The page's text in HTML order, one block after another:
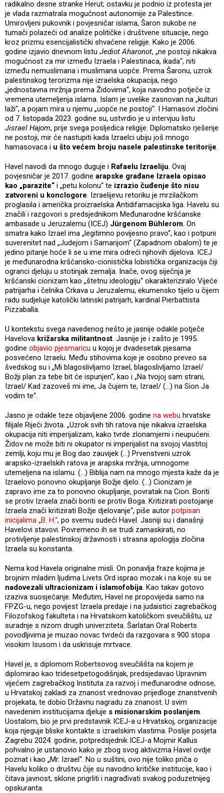
radikalno desne stranke Herut; ostavku je podnio iz protesta jer
je vlada razmatrala mogućnost autonomije za Palestince.
Umirovljeni pukovnik i povjesničar islama, Šaron sukobe ne
tumači polazeći od analize političke i društvene situacije, nego
kroz prizmu esencijalistički shvaćene religije. Kako je 2006.
godine izjavio dnevnom listu Jediot Aharonot, „ne postoji nikakva
mogućnost za mir između Izraela i Palestinaca, ikada“, niti
između nemuslimana i muslimana uopće. Prema Šaronu, uzrok
palestinskog terorizma nije izraelska okupacija, nego
„jednostavna mržnja prema Židovima“, koja navodno potječe iz
vremena utemeljenja islama. Islam je uvelike zasnovan na „kulturi
laži“, a pojam mira u njemu „uopće ne postoji“. I Hamasovi zločini
od 7. listopada 2023. godine su, ustvrdio je u intervjuu listu
Jisrael Hajom, prije svega posljedica religije. Diplomatsko rješenje
ne postoji, mir će nastupiti kada Izraelci ubiju još mnogo
hamasovaca i u što većem broju nasele palestinske teritorije.
Havel navodi da mnogo duguje i Rafaelu Izraeliju. Ovaj
povjesničar je 2017. godine arapske građane Izraela opisao
kao „parazite“ i „petu kolonu“ te izrazio čuđenje što nisu
zatvoreni u konclogore. Izraelijevu retoriku je mrzilačkom
proglasila i američka proizraelska Antidifamacijska liga. Havelu su
značili i razgovori s predsjednikom Međunarodne kršćanske
ambasade u Jeruzalemu (ICEJ) Jürgenom Bühlerom. On
smatra kako Izrael ima „legitimno povijesno pravo“, kao i potpuni
suverenitet nad „Judejom i Samarijom“ (Zapadnom obalom) te je
jedino pitanje hoće li se u ime mira odreći njihovih dijelova. ICEJ
je međunarodna kršćansko-cionistička lobistička organizacija čiji
ogranci djeluju u stotinjak zemalja. Inače, ovog siječnja je
kršćanski cionizam kao „štetnu ideologiju“ okarakteriziralo Vijeće
patrijarha i čelnika Crkava u Jeruzalemu, ekumensko tijelo u čijem
radu sudjeluje katolički latinski patrijarh, kardinal Pierbattista
Pizzaballa.
U kontekstu svega navedenog nešto je jasnije odakle potječe
Havelova križarska militantnost. Jasnije je i zašto je 1995.
godine objavio pjesmaricu u kojoj je dvadesetak pjesama
posvećeno Izraelu. Među stihovima koje je osobno preveo sa
švedskog su i „Mi blagoslivljamo Izrael, blagoslivljamo Izrael/
Božji plan za tebe bit će ispunjen“, kao i „Na tvojoj sam strani,
Izrael/ Kad zazoveš mi ime, Ja čujem te, Izrael/ (...) na Sion Ja
vodim te“.
Jasno je odakle teze objavljene 2006. godine na webu hrvatske
filijale Riječi života. „Uzrok svih tih ratova nije nikakva izraelska
okupacija niti imperijalizam, kako tvrde zlonamjerni i neupućeni.
Židov ne može biti ni okupator ni imperijalist na svojoj vlastitoj
zemlji, koju mu je Bog dao zauvijek (...) Prvenstveni uzrok
arapsko-izraelskih ratova je arapska mržnja, umnogome
utemeljena na islamu. (...) Biblija nam na mnogo mjesta kaže da je
Izraelovo ponovno okupljanje Božje djelo. (...) Cionizam je
zapravo ime za to ponovno okupljanje, povratak na Cion. Boriti
se protiv Izraela znači boriti se protiv Boga. Kritizirati postojanje
Izraela znači kritizirati Božje djelovanje“, piše autor potpisan
inicijalima „B. H.“, po svemu sudeći Havel. Jasniji su i današnji
Havelovi stavovi. Povremeno ih se trudi zamaskirati, no
protivljenje palestinskoj državnosti i strasna apologija zločina
Izraela su konstanta.
Nema kod Havela originalne misli. On ponavlja fraze kojima je
brojnim mladim ljudima Livets Ord isprao mozak i na koje su se
nadovezali ultracionizam i islamofobija. Kao takav gotovo
izaziva suosjećanje. Međutim, Havel ne propovijeda samo na
FPZG-u, nego povijest Izraela predaje i na judaistici zagrebačkog
Filozofskog fakulteta i na Hrvatskom katoličkom sveučilištu, uz
suradnje s nizom drugih univerziteta. Šarlatan Oral Roberts
povodljivima je muzao novac tvrdeći da razgovara s 900 stopa
visokim Isusom i da uskrisuje mrtvace.
Havel je, s diplomom Robertsovog sveučilišta na kojem je
diplomirao kao tridesetpetogodišnjak, predsjedavao Upravnim
vijećem zagrebačkog Instituta za razvoj i međunarodne odnose,
u Hrvatskoj zakladi za znanost vrednovao prijedloge znanstvenih
projekata, te dobio Državnu nagradu za znanost. U svim
navedenim institucijama djeluje s misionarskim poslanjem.
Uostalom, bio je prvi predstavnik ICEJ-a u Hrvatskoj, organizacije
koja njeguje bliske kontakte s izraelskim vlastima. Poslije posjeta
Zagrebu 2024. godine, potpredsjednik ICEJ-a Mojmir Kallus
pohvalno je ustanovio kako je zbog svog aktivizma Havel ovdje
poznat i kao „Mr. Izrael“. No u suštini, ovo nije toliko priča o
Havelu koliko o društvu čije su navodno kritičke institucije, kao i
čitava javnost, sklone prigrliti i nagrađivati svakog poduzetnijeg
opskuranta.